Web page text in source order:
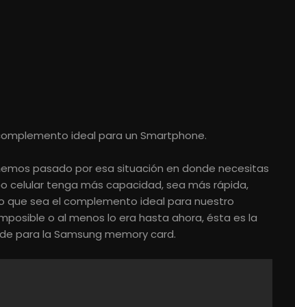
ideal para un Smartphone.
pasado por esa situación en donde necesitas
celular tenga más capacidad, sea más rápida,
que sea el complemento ideal para nuestro
o al menos lo era hasta ahora, ésta es la
para la Samsung memory card.